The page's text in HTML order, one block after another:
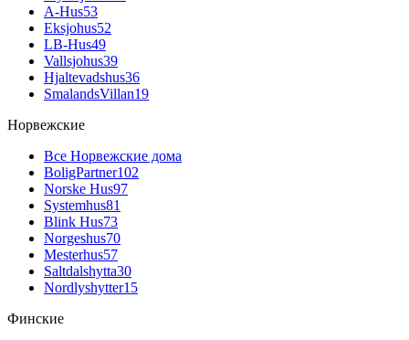
A-Hus53
Eksjohus52
LB-Hus49
Vallsjohus39
Hjaltevadshus36
SmalandsVillan19
Норвежские
Все Норвежские дома
BoligPartner102
Norske Hus97
Systemhus81
Blink Hus73
Norgeshus70
Mesterhus57
Saltdalshytta30
Nordlyshytter15
Финские